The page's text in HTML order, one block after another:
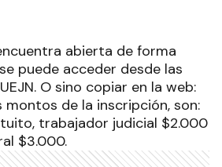
abierta de forma
puede acceder desde las
O sino copiar en la web:
montos de la inscripción, son:
trabajador judicial $2.000
$3.000.